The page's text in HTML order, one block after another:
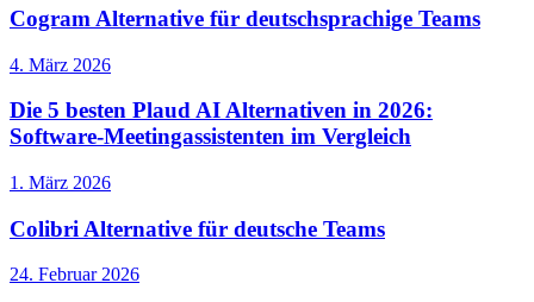
Cogram Alternative für deutschsprachige Teams
4. März 2026
Die 5 besten Plaud AI Alternativen in 2026:
Software-Meetingassistenten im Vergleich
1. März 2026
Colibri Alternative für deutsche Teams
24. Februar 2026